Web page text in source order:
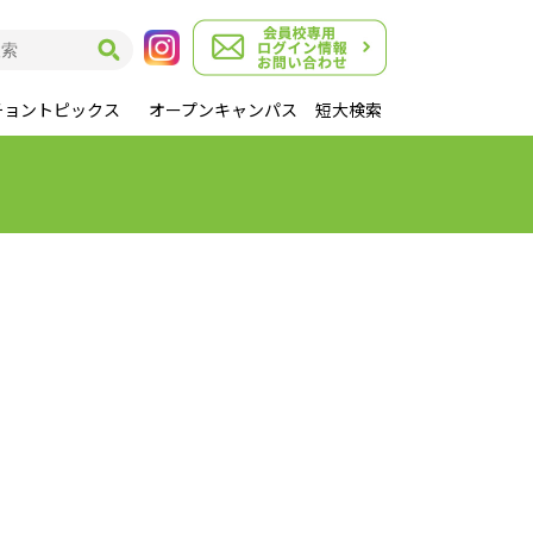
ントピックス オープンキャンパス 短大検索